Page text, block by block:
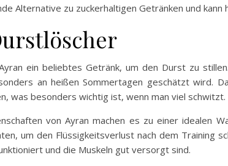
Alternative zu zuckerhaltigen Getränken und kann
ein beliebtes Getränk, um den Durst zu
an heißen Sommertagen geschätzt wird.
was besonders wichtig ist, wenn man viel schwitzt.
von Ayran machen es zu einer idealen
um den Flüssigkeitsverlust nach dem Training
und die Muskeln gut versorgt sind.